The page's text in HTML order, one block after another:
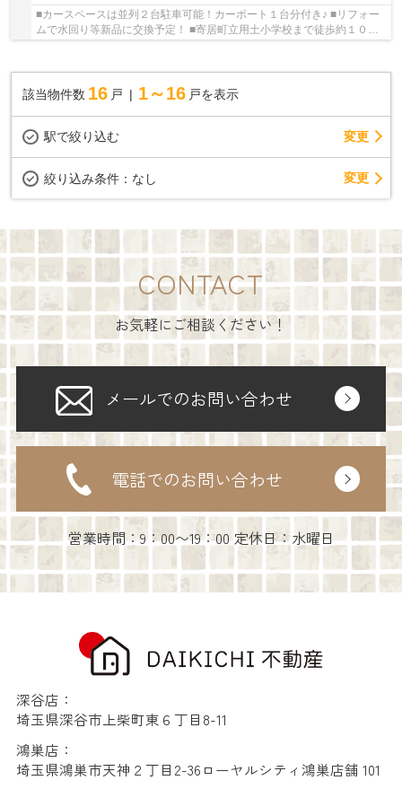
■カースペースは並列２台駐車可能！カーポート１台分付き♪ ■リフォー
ムで水回り等新品に交換予定！ ■寄居町立用土小学校まで徒歩約１０
該当物件数 16 戸 1～16 戸を表示
駅で絞り込む 変更
絞り込み条件： なし 変更
CONTACT
お気軽にご相談ください！
メールでのお問い合わせ
電話でのお問い合わせ
営業時間：9：00〜19：00 定休日：水曜日
深谷店：
埼玉県深谷市上柴町東６丁目8-11
鴻巣店：
埼玉県鴻巣市天神２丁目2-36ローヤルシティ鴻巣店舗 101